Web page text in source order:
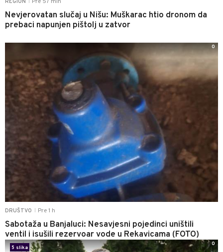
REGION
Nevjerovatan slučaj u Nišu: Muškarac htio dronom da
prebaci napunjen pištolj u zatvor
DRUŠTVO Pre 1 h
Sabotaža u Banjaluci: Nesavjesni pojedinci uništili
ventil i isušili rezervoar vode u Rekavicama (FOTO)
0
5 slika
0